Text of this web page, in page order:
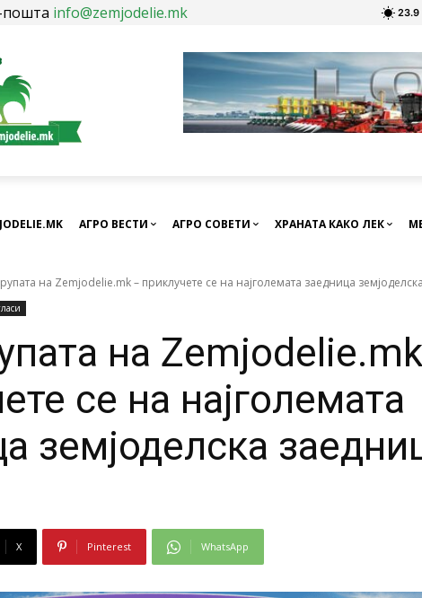
пошта info@zemjodelie.mk 23.9
АГРО ВЕСТИ АГРО СОВЕТИ ХРАНАТА КАКО ЛЕК
на Zemjodelie.mk – приклучете се на најголемата заедница
на
се на најголемата
земјоделска
X Pinterest WhatsApp